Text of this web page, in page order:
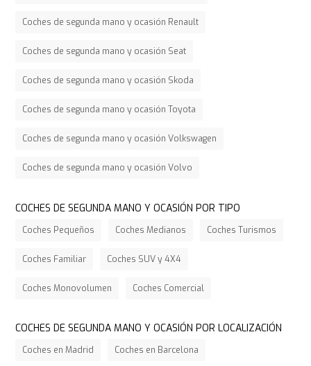
Coches de segunda mano y ocasión Renault
Coches de segunda mano y ocasión Seat
Coches de segunda mano y ocasión Skoda
Coches de segunda mano y ocasión Toyota
Coches de segunda mano y ocasión Volkswagen
Coches de segunda mano y ocasión Volvo
COCHES DE SEGUNDA MANO Y OCASIÓN POR TIPO
Coches Pequeños Coches Medianos Coches Turismos
Coches Familiar Coches SUV y 4X4
Coches Monovolumen Coches Comercial
COCHES DE SEGUNDA MANO Y OCASIÓN POR LOCALIZACIÓN
Coches en Madrid Coches en Barcelona